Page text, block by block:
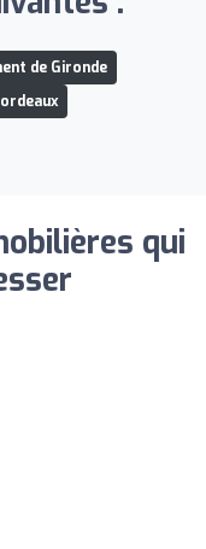
de Gironde
qui